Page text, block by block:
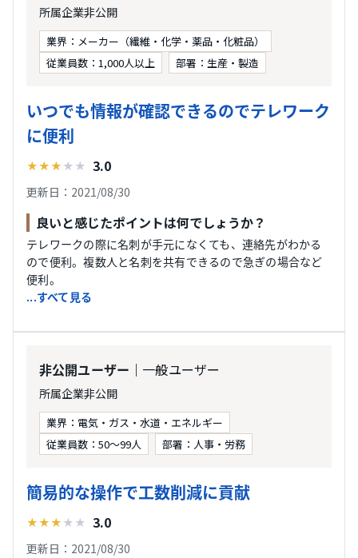
所属企業非公開
業界：メーカー（繊維・化学・薬品・化粧品）
従業員数：1,000人以上
部署：生産・製造
いつでも情報が確認できるのでテレワーク
に便利
★★★ ★ ★ 3.0
更新日：2021/08/30
良いと感じたポイントは何でしょうか？
テレワークの際に名刺が手元になくても、連絡先がわかる
ので便利。複数人と名刺を共有できるので急ぎの場合など
便利。
...すべて見る
非公開ユーザー ｜一般ユーザー
所属企業非公開
業界：電気・ガス・水道・エネルギー
従業員数：50〜99人
部署：人事・労務
簡易的な操作で工数削減に貢献
★★★ ★ ★ 3.0
更新日：2021/08/30